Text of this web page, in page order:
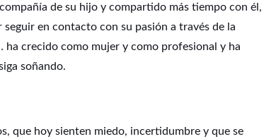
de su hijo y compartido más tiempo con él,
en contacto con su pasión a través de la
crecido como mujer y como profesional y ha
soñando.
que hoy sienten miedo, incertidumbre y que se